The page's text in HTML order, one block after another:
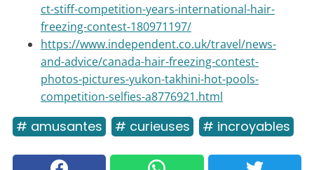
ct-stiff-competition-years-international-hair-
freezing-contest-180971197/
https://www.independent.co.uk/travel/news-
and-advice/canada-hair-freezing-contest-
photos-pictures-yukon-takhini-hot-pools-
competition-selfies-a8776921.html
# amusantes # curieuses # incroyables